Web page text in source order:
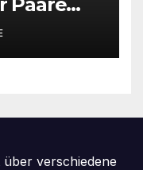
Paare
verschiedene